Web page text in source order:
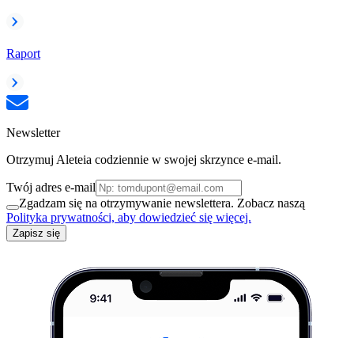
Raport
Newsletter
Otrzymuj Aleteia codziennie w swojej skrzynce e-mail.
Twój adres e-mail
Zgadzam się na otrzymywanie newslettera. Zobacz naszą
Polityka prywatności, aby dowiedzieć się więcej.
Zapisz się